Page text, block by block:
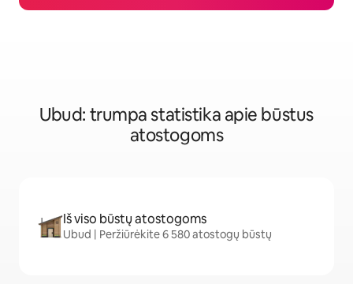
Ubud: trumpa statistika apie būstus
atostogoms
Iš viso būstų atostogoms
Ubud | Peržiūrėkite 6 580 atostogų būstų